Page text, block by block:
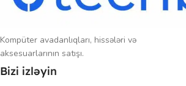
Kompüter avadanlıqları, hissələri və
aksesuarlarının satışı.
Bizi izləyin